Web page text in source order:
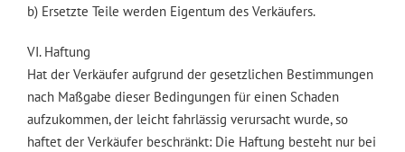
b) Ersetzte Teile werden Eigentum des Verkäufers.
VI. Haftung
Hat der Verkäufer aufgrund der gesetzlichen Bestimmungen
nach Maßgabe dieser Bedingungen für einen Schaden
aufzukommen, der leicht fahrlässig verursacht wurde, so
haftet der Verkäufer beschränkt: Die Haftung besteht nur bei